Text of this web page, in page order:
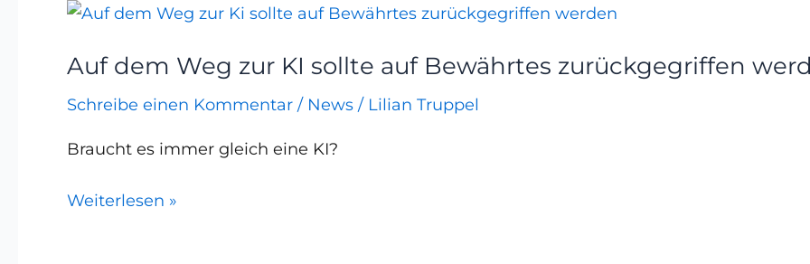
Auf dem Weg zur KI sollte auf Bewährtes zurückgegriffen
Schreibe einen Kommentar / News / Lilian Truppel
Braucht es immer gleich eine KI?
Auf
Weg
zur
sollte
Bewährtes
Weiterlesen »